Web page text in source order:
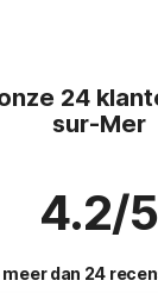
24
sur-Mer
4.2/5
dan 24